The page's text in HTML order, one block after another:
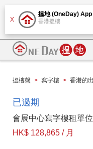
X
搵地 (OneDay) App
香港搵樓
搵樓盤 > 寫字樓 > 香港的
已過期
會展中心寫字樓租單
HK$ 128,865 / 月